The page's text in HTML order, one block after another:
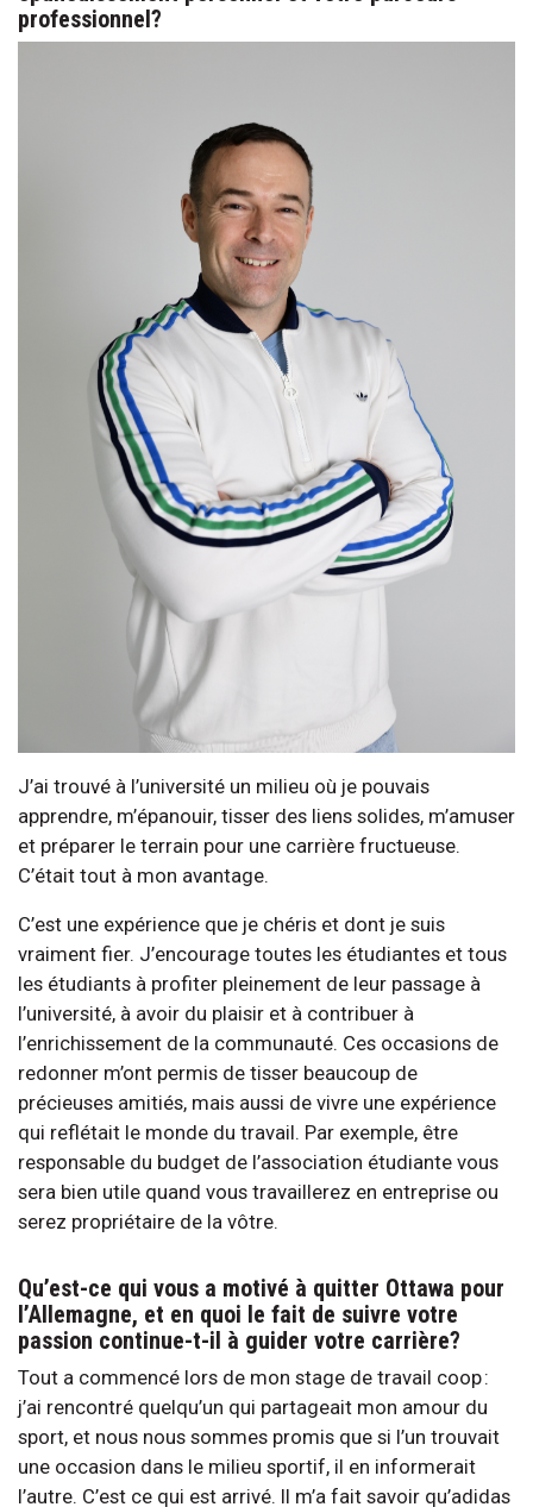
professionnel?
J’ai trouvé à l’université un milieu où je pouvais
apprendre, m’épanouir, tisser des liens solides, m’amuser
et préparer le terrain pour une carrière fructueuse.
C’était tout à mon avantage.
C’est une expérience que je chéris et dont je suis
vraiment fier. J’encourage toutes les étudiantes et tous
les étudiants à profiter pleinement de leur passage à
l’université, à avoir du plaisir et à contribuer à
l’enrichissement de la communauté. Ces occasions de
redonner m’ont permis de tisser beaucoup de
précieuses amitiés, mais aussi de vivre une expérience
qui reflétait le monde du travail. Par exemple, être
responsable du budget de l’association étudiante vous
sera bien utile quand vous travaillerez en entreprise ou
serez propriétaire de la vôtre.
Qu’est-ce qui vous a motivé à quitter Ottawa pour
l’Allemagne, et en quoi le fait de suivre votre
passion continue-t-il à guider votre carrière?
Tout a commencé lors de mon stage de travail coop :
j’ai rencontré quelqu’un qui partageait mon amour du
sport, et nous nous sommes promis que si l’un trouvait
une occasion dans le milieu sportif, il en informerait
l’autre. C’est ce qui est arrivé. Il m’a fait savoir qu’adidas